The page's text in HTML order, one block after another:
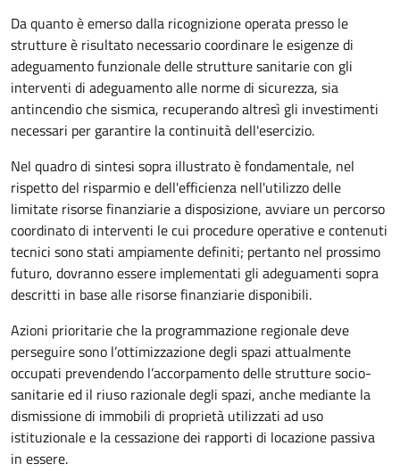
Da quanto è emerso dalla ricognizione operata presso le
strutture è risultato necessario coordinare le esigenze di
adeguamento funzionale delle strutture sanitarie con gli
interventi di adeguamento alle norme di sicurezza, sia
antincendio che sismica, recuperando altresì gli investimenti
necessari per garantire la continuità dell'esercizio.
Nel quadro di sintesi sopra illustrato è fondamentale, nel
rispetto del risparmio e dell'efficienza nell'utilizzo delle
limitate risorse finanziarie a disposizione, avviare un percorso
coordinato di interventi le cui procedure operative e contenuti
tecnici sono stati ampiamente definiti; pertanto nel prossimo
futuro, dovranno essere implementati gli adeguamenti sopra
descritti in base alle risorse finanziarie disponibili.
Azioni prioritarie che la programmazione regionale deve
perseguire sono l’ottimizzazione degli spazi attualmente
occupati prevendendo l’accorpamento delle strutture socio-
sanitarie ed il riuso razionale degli spazi, anche mediante la
dismissione di immobili di proprietà utilizzati ad uso
istituzionale e la cessazione dei rapporti di locazione passiva
in essere.